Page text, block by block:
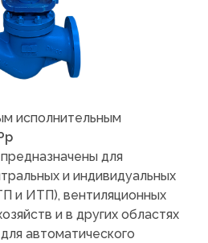
исполнительным
предназначены для
и индивидуальных
и ИТП), вентиляционных
и в других областях
автоматического